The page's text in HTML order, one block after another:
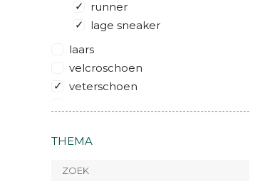
runner
lage sneaker
laars
velcroschoen
veterschoen
THEMA